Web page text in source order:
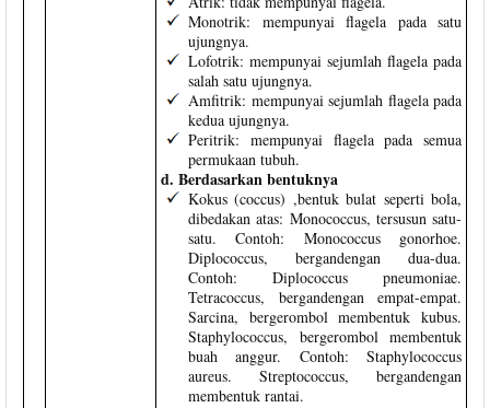
Monotrik: mempunyai flagela pada satu
ujungnya.
Lofotrik: mempunyai sejumlah flagela pada
salah satu ujungnya.
Amfitrik: mempunyai sejumlah flagela pada
kedua ujungnya.
Peritrik: mempunyai flagela pada semua
permukaan tubuh.
d. Berdasarkan bentuknya
Kokus (coccus) ,bentuk bulat seperti bola,
dibedakan atas: Monococcus, tersusun satu-
satu. Contoh: Monococcus gonorhoe.
Diplococcus, bergandengan dua-dua.
Contoh: Diplococcus pneumoniae.
Tetracoccus, bergandengan empat-empat.
Sarcina, bergerombol membentuk kubus.
Staphylococcus, bergerombol membentuk
buah anggur. Contoh: Staphylococcus
aureus. Streptococcus, bergandengan
membentuk rantai.